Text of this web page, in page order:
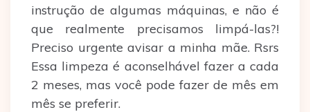
instrução de algumas máquinas, e não é
que realmente precisamos limpá-las?!
Preciso urgente avisar a minha mãe. Rsrs
Essa limpeza é aconselhável fazer a cada
2 meses, mas você pode fazer de mês em
mês se preferir.